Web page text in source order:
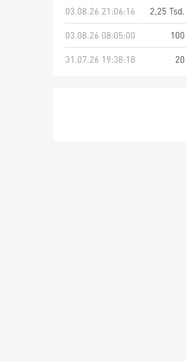
03.08.26 21:06:16
2,25 Tsd.
03.08.26 08:05:00
100
31.07.26 19:38:18
20